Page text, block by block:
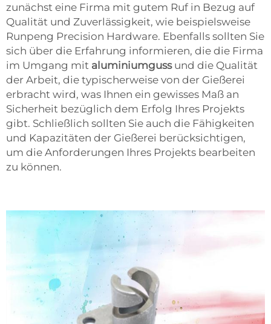
zunächst eine Firma mit gutem Ruf in Bezug auf
Qualität und Zuverlässigkeit, wie beispielsweise
Runpeng Precision Hardware. Ebenfalls sollten Sie
sich über die Erfahrung informieren, die die Firma
im Umgang mit aluminiumguss und die Qualität
der Arbeit, die typischerweise von der Gießerei
erbracht wird, was Ihnen ein gewisses Maß an
Sicherheit bezüglich dem Erfolg Ihres Projekts
gibt. Schließlich sollten Sie auch die Fähigkeiten
und Kapazitäten der Gießerei berücksichtigen,
um die Anforderungen Ihres Projekts bearbeiten
zu können.